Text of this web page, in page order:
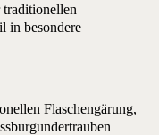
traditionellen
in besondere
Flaschengärung,